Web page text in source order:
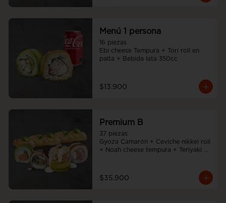
Menú 1 persona
16 piezas
Ebi cheese Tempura + Tori roll en
palta + Bebida lata 350cc
$13.900
Premium B
37 piezas
Gyoza Camarón + Ceviche nikkei roll
+ Noah cheese tempura + Teriyaki
$35.900